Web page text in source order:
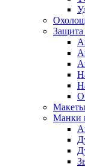
Защита
Манки